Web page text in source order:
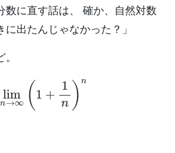
数に直す話は、 確か、自然対数
出たんじゃなかった？」
→∞ +1 n )n